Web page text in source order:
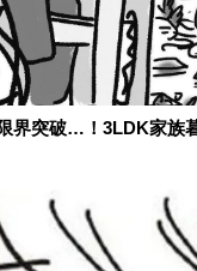
界突破…！3LDK家族